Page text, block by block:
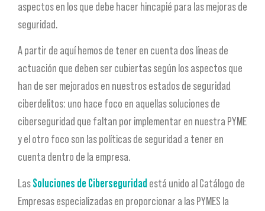
aspectos en los que debe hacer hincapié para las mejoras de
seguridad.
A partir de aquí hemos de tener en cuenta dos líneas de
actuación que deben ser cubiertas según los aspectos que
han de ser mejorados en nuestros estados de seguridad
ciberdelitos: uno hace foco en aquellas soluciones de
ciberseguridad que faltan por implementar en nuestra PYME
y el otro foco son las políticas de seguridad a tener en
cuenta dentro de la empresa.
LasSoluciones de Ciberseguridadestá unido al Catálogo de
Empresas especializadas en proporcionar a las PYMES la